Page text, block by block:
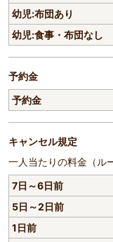
幼児:布団あり
幼児:食事・布団なし
予約金
予約金
キャンセル規定
一人当たりの料金（ル
7日～6日前
5日～2日前
1日前